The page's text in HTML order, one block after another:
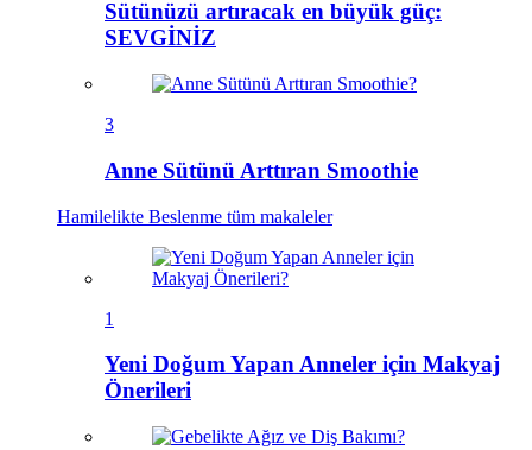
Sütünüzü artıracak en büyük güç:
SEVGİNİZ
3
Anne Sütünü Arttıran Smoothie
Hamilelikte Beslenme tüm makaleler
1
Yeni Doğum Yapan Anneler için Makyaj
Önerileri